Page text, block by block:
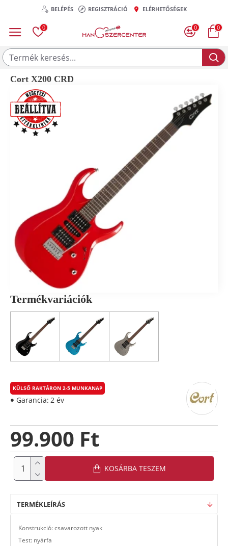
BELÉPÉS REGISZTRÁCIÓ ELÉRHETŐSÉGEK
0 0 0
Cort X200 CRD
Termékvariációk
99.900 Ft
KÜLSŐ RAKTÁRON 2-5 MUNKANAP
Garancia: 2 év
KOSÁRBA TESZEM
TERMÉKLEÍRÁS
Konstrukció: csavarozott nyak
Test: nyárfa